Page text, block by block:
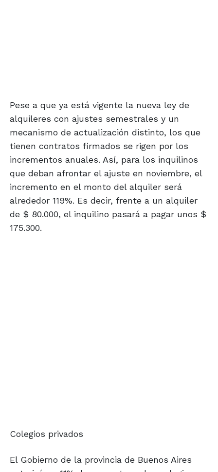
Pese a que ya está vigente la nueva ley de
alquileres con ajustes semestrales y un
mecanismo de actualización distinto, los que
tienen contratos firmados se rigen por los
incrementos anuales. Así, para los inquilinos
que deban afrontar el ajuste en noviembre, el
incremento en el monto del alquiler será
alrededor 119%. Es decir, frente a un alquiler
de $ 80.000, el inquilino pasará a pagar unos $
175.300.
Colegios privados
El Gobierno de la provincia de Buenos Aires